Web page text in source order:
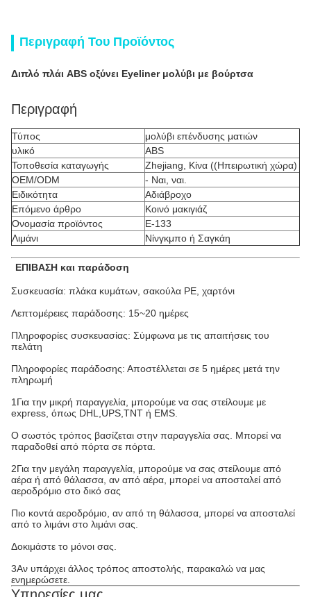
Περιγραφή Του Προϊόντος
Διπλό πλάι ABS οξύνει Eyeliner μολύβι με βούρτσα
Περιγραφή
Τύπος
μολύβι επένδυσης ματιών
υλικό
ABS
Τοποθεσία καταγωγής
Zhejiang, Κίνα ((Ηπειρωτική χώρα)
OEM/ODM
- Ναι, ναι.
Ειδικότητα
Αδιάβροχο
Επόμενο άρθρο
Κοινό μακιγιάζ
Ονομασία προϊόντος
Ε-133
Λιμάνι
Νίνγκμπο ή Σαγκάη
ΕΠΙΒΑΣΗ και παράδοση
Συσκευασία: πλάκα κυμάτων, σακούλα PE, χαρτόνι
Λεπτομέρειες παράδοσης: 15~20 ημέρες
Πληροφορίες συσκευασίας: Σύμφωνα με τις απαιτήσεις του
πελάτη
Πληροφορίες παράδοσης: Αποστέλλεται σε 5 ημέρες μετά την
πληρωμή
1Για την μικρή παραγγελία, μπορούμε να σας στείλουμε με
express, όπως DHL,UPS,TNT ή EMS.
Ο σωστός τρόπος βασίζεται στην παραγγελία σας. Μπορεί να
παραδοθεί από πόρτα σε πόρτα.
2Για την μεγάλη παραγγελία, μπορούμε να σας στείλουμε από
αέρα ή από θάλασσα, αν από αέρα, μπορεί να αποσταλεί από
αεροδρόμιο στο δικό σας
Πιο κοντά αεροδρόμιο, αν από τη θάλασσα, μπορεί να αποσταλεί
από το λιμάνι στο λιμάνι σας.
Δοκιμάστε το μόνοι σας.
3Αν υπάρχει άλλος τρόπος αποστολής, παρακαλώ να μας
ενημερώσετε.